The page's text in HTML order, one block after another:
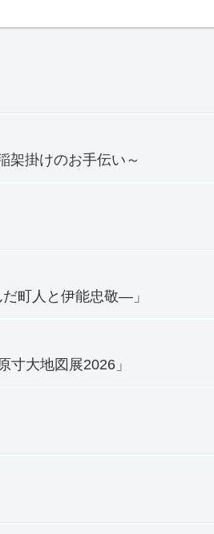
架掛けのお手伝い～
町人と伊能忠敬―」
大地図展2026」